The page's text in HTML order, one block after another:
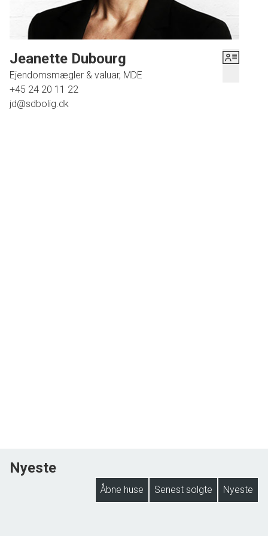
fliseterrasse samt en solrig træterrasse med læhegn. Børnene kan endda
mødes med kammeraterne på det grønne areal med legeplads, som hører til
grundejerforeningen.
Alt i alt en familievenlig etplansvilla med moderne løsninger og kort afstand
til alt, hvad I behøver i hverdagen. Ring allerede i dag og book en
Jeanette Dubourg
Ejendomsmægler & valuar, MDE
+45 24 20 11 22
jd@sdbolig.dk
Nyeste
Åbne huse Senest solgte Nyeste